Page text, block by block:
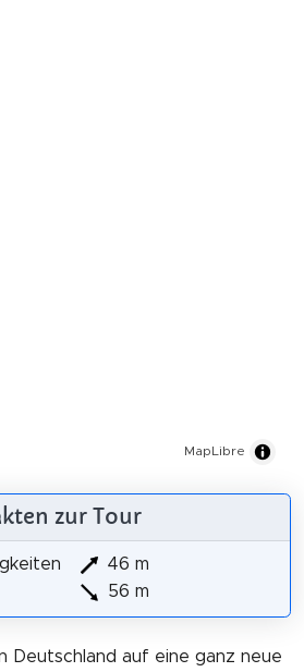
MapLibre
zur Tour
46 m
56 m
Deutschland auf eine ganz neue